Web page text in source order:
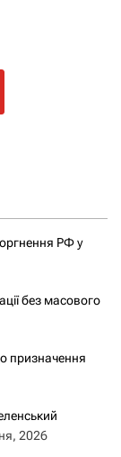
РФ у
без масового
призначення
2026